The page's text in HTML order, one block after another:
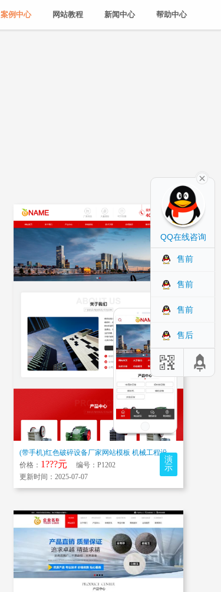
案例中心 网站教程 新闻中心 帮助中心
(带手机)红色破碎设备厂家网站模板 机械工程设备网站源码下载
价格： 1???元 编号：P1202
更新时间：2025-07-07
演
示
QQ在线咨询
售前
售前
售前
售后